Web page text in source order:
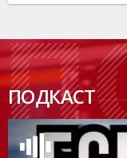
ПОДКАСТ